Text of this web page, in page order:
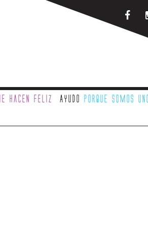
hacen feliz Ayudo porque somos uno